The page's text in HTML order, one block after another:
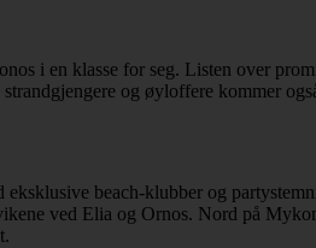
i en klasse for seg. Listen over
og øyloffere kommer
beach-klubber og
ved Elia og Ornos. Nord på